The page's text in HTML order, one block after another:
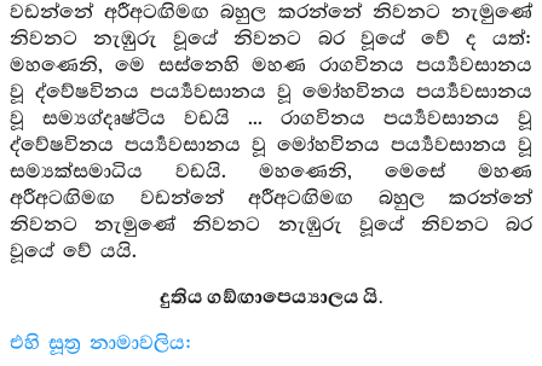
වඩන්නේ අරීඅටඟිමඟ බහුල කරන්නේ නිවනට නැමුණේ
නිවනට නැඹුරු වූයේ නිවනට බර වූයේ වේ ද යත්:
මහණෙනි, මෙ සස්නෙහි මහණ රාගවිනය පර්‍ය්‍යවසානය
වූ ද්වේෂවිනය පර්‍ය්‍යවසානය වූ මෝහවිනය පර්‍ය්‍යවසානය
වූ සම්‍යග්දෘෂ්ටිය වඩයි ... රාගවිනය පර්‍ය්‍යවසානය වූ
ද්වේෂවිනය පර්‍ය්‍යවසානය වූ මෝහවිනය පර්‍ය්‍යවසානය වූ
සම්‍යක්සමාධිය වඩයි. මහණෙනි, මෙසේ මහණ
අරීඅටඟිමඟ වඩන්නේ අරීඅටඟිමඟ බහුල කරන්නේ
නිවනට නැමුණේ නිවනට නැඹුරු වූයේ නිවනට බර
වූයේ වේ යයි.
දුතිය ගඞ්ඟාපෙය්‍යාලය යි.
එහි සූත්‍ර නාමාවලිය: